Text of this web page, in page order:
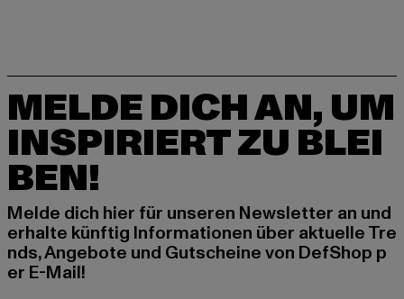
MELDE DICH AN, UM
INSPIRIERT ZU BLEI
BEN!
Melde dich hier für unseren Newsletter an und
erhalte künftig Informationen über aktuelle Tre
nds, Angebote und Gutscheine von DefShop p
er E-Mail!